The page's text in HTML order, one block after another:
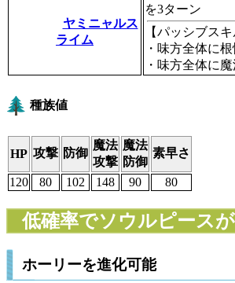
ヤミニャルス
ライム
を3ターン
【パッシブスキ
・味方全体に
・味方全体に
種族値
HP 攻撃 防御
魔法
攻撃
魔法
防御
素早さ
120 80 102 148 90 80
低確率でソウルピース
ホーリーを進化可能